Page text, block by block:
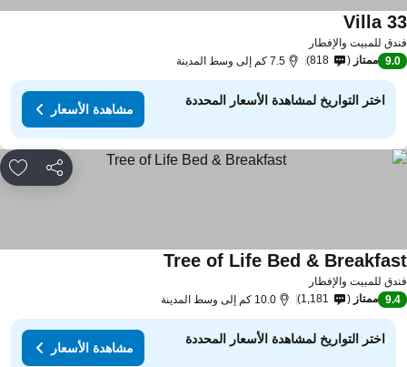
للمبيت والإفطار
Villaمشاهدة الأسعار
9.0 ممتاز 818 7.5 كم إلى وسط المدينة
اختر التواريخ لمشاهدة الأسعار المحددة
مشاهدة الأسعار
مشاركة
للمبيت والإفطار
Tree of Life Bed &مشاهدة الأسعار
9.4 ممتاز 1,181 10.0 كم إلى وسط المدينة
اختر التواريخ لمشاهدة الأسعار المحددة
مشاهدة الأسعار